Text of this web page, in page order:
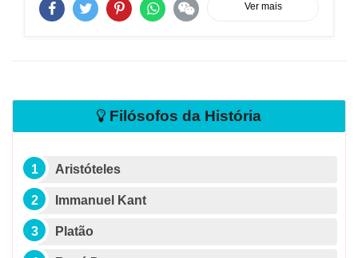
Ver mais
Filósofos da História
Aristóteles
Immanuel Kant
Platão